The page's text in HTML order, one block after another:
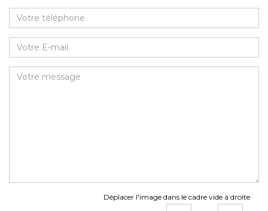
Déplacer l'image dans le cadre vide à droite